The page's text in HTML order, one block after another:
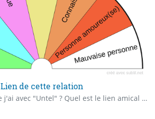
Lien de cette relation
Quel est le lien que j'ai avec "Untel" ? Quel est le lien amical avec "Untel" ?